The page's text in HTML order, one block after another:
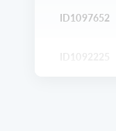
ID1097652